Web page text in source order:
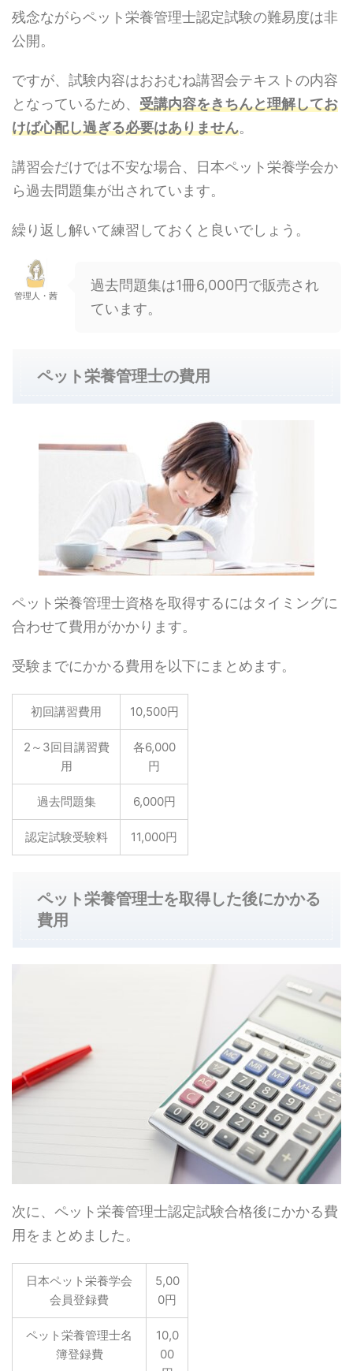
残念ながらペット栄養管理士認定試験の難易度は非
公開。
ですが、試験内容はおおむね講習会テキストの内容
となっているため、 受講内容をきちんと理解してお
けば心配し過ぎる必要はありません。
講習会だけでは不安な場合、日本ペット栄養学会か
ら過去問題集が出されています。
繰り返し解いて練習しておくと良いでしょう。
管理人・茜
過去問題集は1冊6,000円で販売され
ています。
ペット栄養管理士の費用
ペット栄養管理士資格を取得するにはタイミングに
合わせて費用がかかります。
受験までにかかる費用を以下にまとめます。
初回講習費用 10,500円
2～3回目講習費
用
各6,000
円
過去問題集 6,000円
認定試験受験料 11,000円
ペット栄養管理士を取得した後にかかる
費用
次に、ペット栄養管理士認定試験合格後にかかる費
用をまとめました。
日本ペット栄養学会
会員登録費
5,00
0円
ペット栄養管理士名
簿登録費
10,0
00